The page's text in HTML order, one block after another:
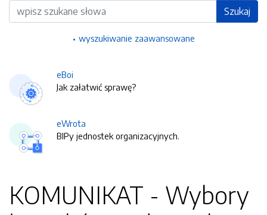
Wyszukiwarka Szukaj
wyszukiwanie zaawansowane
eBoi
Jak załatwić sprawę?
eWrota
BIPy jednostek organizacyjnych.
KOMUNIKAT - Wybory